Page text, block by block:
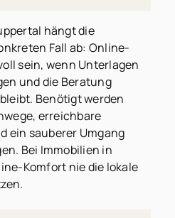
hängt die
Fall ab: Online-
sein, wenn Unterlagen
und die Beratung
Benötigt werden
erreichbare
ein sauberer Umgang
Bei Immobilien in
Komfort nie die lokale